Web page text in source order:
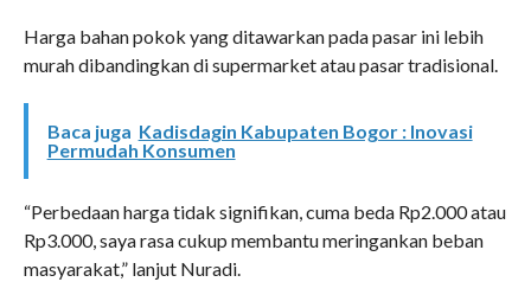
Harga bahan pokok yang ditawarkan pada pasar ini lebih
murah dibandingkan di supermarket atau pasar tradisional.
Baca juga Kadisdagin Kabupaten Bogor : Inovasi
Permudah Konsumen
“Perbedaan harga tidak signifikan, cuma beda Rp2.000 atau
Rp3.000, saya rasa cukup membantu meringankan beban
masyarakat,” lanjut Nuradi.